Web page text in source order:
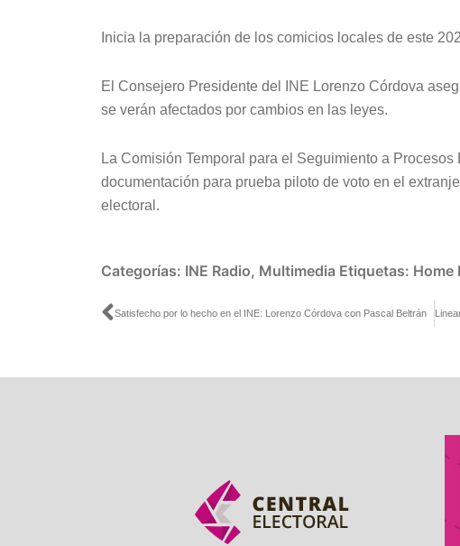
Inicia la preparación de los comicios locales de este
El Consejero Presidente del INE Lorenzo Córdova
se verán afectados por cambios en las leyes.
La Comisión Temporal para el Seguimiento a
documentación para prueba piloto de voto en el
electoral.
Categorías: INE Radio, Multimedia Etiquetas: Home
Ant
Satisfecho por lo hecho en el INE: Lorenzo Córdova con Pascal Beltrán